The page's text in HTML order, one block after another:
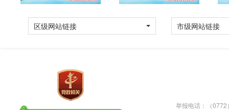
区级网站链接 市级网站链接
举报电话：（